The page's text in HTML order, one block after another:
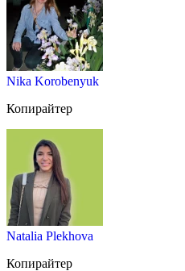
Nika Korobenyuk
Копирайтер
Natalia Plekhova
Копирайтер